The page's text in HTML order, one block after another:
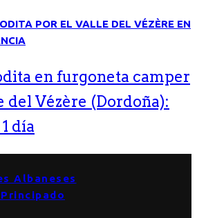
en furgoneta camper
del Vézère (Dordoña):
día
Albaneses